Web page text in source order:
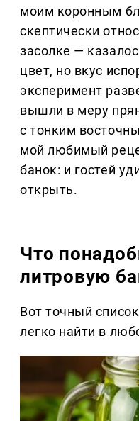
моим коронным
скептически
засолке —
цвет, но вкус
эксперимент
вышли в меру
с тонким
мой любимый
банок: и гостей
открыть.
Что
литровую
Вот точный
легко найти в